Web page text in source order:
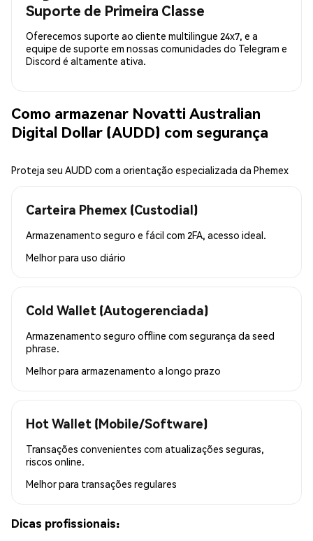
Suporte de Primeira Classe
Oferecemos suporte ao cliente multilingue 24x7, e a
equipe de suporte em nossas comunidades do Telegram e
Discord é altamente ativa.
Como armazenar Novatti Australian
Digital Dollar (AUDD) com segurança
Proteja seu AUDD com a orientação especializada da Phemex
Carteira Phemex (Custodial)
Armazenamento seguro e fácil com 2FA, acesso ideal.
Melhor para uso diário
Cold Wallet (Autogerenciada)
Armazenamento seguro offline com segurança da seed
phrase.
Melhor para armazenamento a longo prazo
Hot Wallet (Mobile/Software)
Transações convenientes com atualizações seguras,
riscos online.
Melhor para transações regulares
Dicas profissionais: